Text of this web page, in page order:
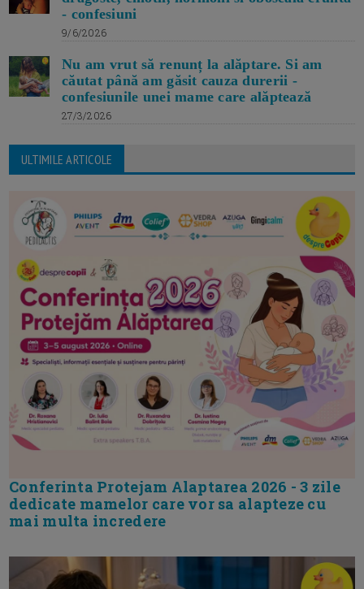
- confesiuni
9/6/2026
Nu am vrut să renunț la alăptare. Si am
căutat până am găsit cauza durerii -
confesiunile unei mame care alăptează
27/3/2026
ULTIMILE ARTICOLE
Conferinta Protejam Alaptarea 2026 - 3 zile
dedicate mamelor care vor sa alapteze cu
mai multa incredere